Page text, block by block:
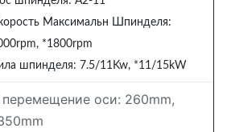
Максимальн Шпинделя:
*1800rpm
шпинделя: 7.5/11Kw, *11/15kW
перемещение оси: 260mm,